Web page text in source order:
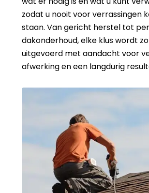
zodat u nooit voor verrassingen
staan. Van gericht herstel tot
dakonderhoud, elke klus wordt
uitgevoerd met aandacht voor
afwerking en een langdurig